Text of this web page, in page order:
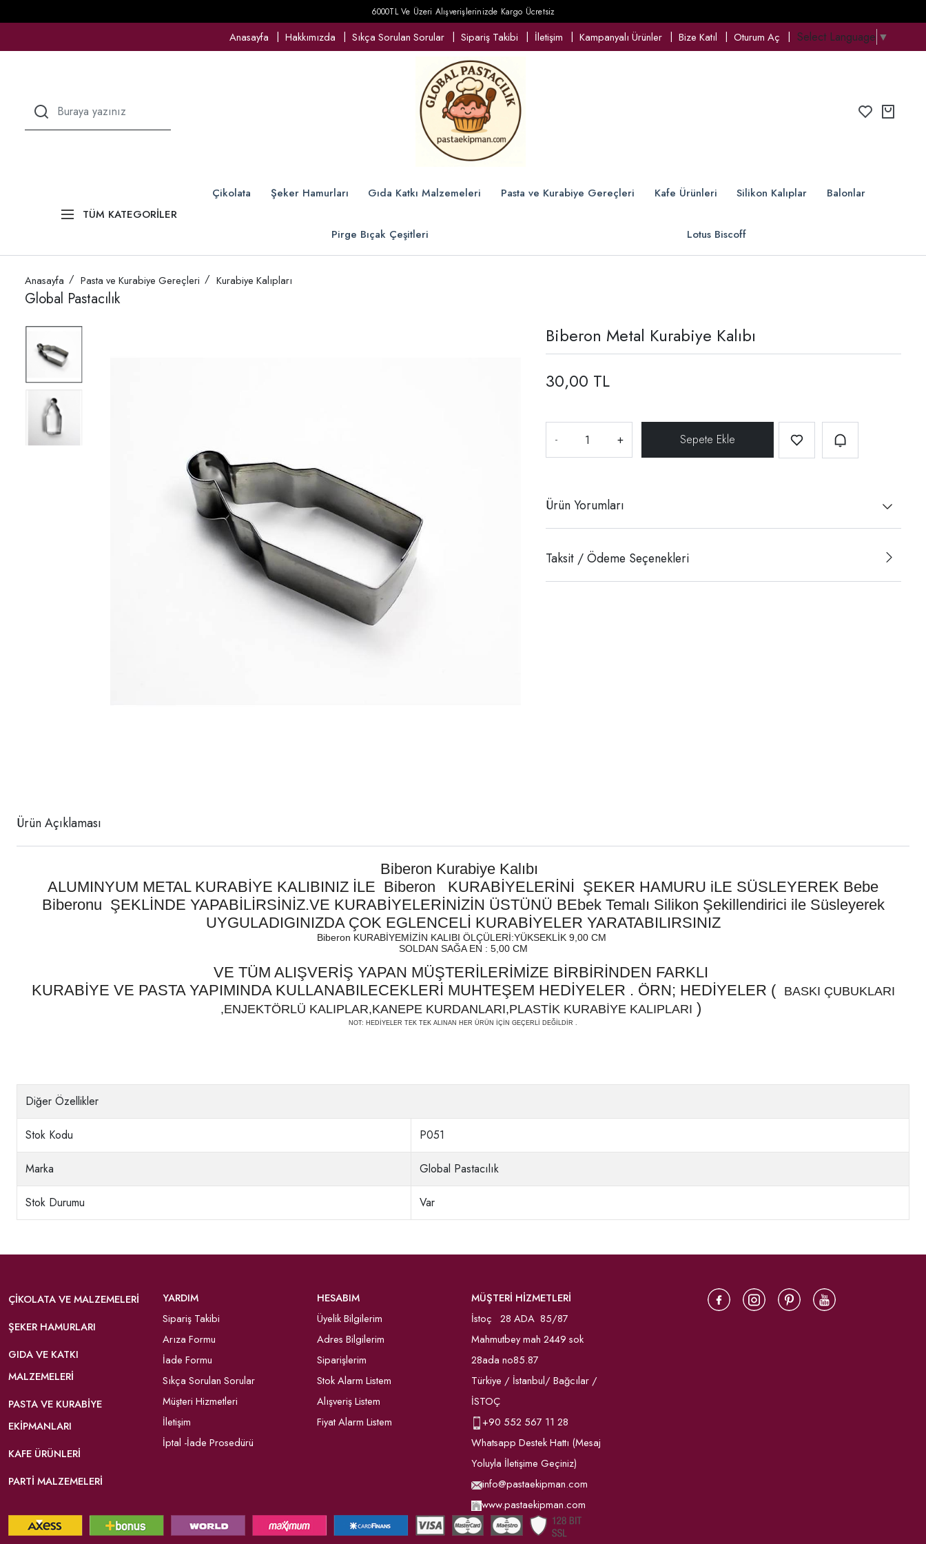
6000TL Ve Üzeri Alışverişlerinizde Kargo Ücretsiz
Anasayfa Hakkımızda Sıkça Sorulan Sorular Sipariş Takibi İletişim Kampanyalı Ürünler Bize Katıl Oturum Aç Select Language ▼
TÜM KATEGORİLER
Çikolata Şeker Hamurları Gıda Katkı Malzemeleri Pasta ve Kurabiye Gereçleri Kafe Ürünleri Silikon Kalıplar Balonlar
Pirge Bıçak Çeşitleri Lotus Biscoff
Anasayfa Pasta ve Kurabiye Gereçleri Kurabiye Kalıpları
Global Pastacılık
Biberon Metal Kurabiye Kalıbı
30,00 TL
- +
Ürün Yorumları
Taksit / Ödeme Seçenekleri
Ürün Açıklaması
Biberon Kurabiye Kalıbı
ALUMINYUM METAL KURABİYE KALIBINIZ İLE Biberon KURABİYELERİNİ ŞEKER HAMURU iLE SÜSLEYEREK Bebe
Biberonu ŞEKLİNDE YAPABİLİRSİNİZ.VE KURABİYELERİNİZİN ÜSTÜNÜ BEbek Temalı Silikon Şekillendirici ile Süsleyerek
UYGULADIGINIZDA ÇOK EGLENCELİ KURABİYELER YARATABILIRSINIZ
Biberon KURABİYEMİZİN KALIBI ÖLÇÜLERİ:YÜKSEKLİK 9,00 CM
SOLDAN SAĞA EN : 5,00 CM
VE TÜM ALIŞVERİŞ YAPAN MÜŞTERİLERİMİZE BİRBİRİNDEN FARKLI
KURABİYE VE PASTA YAPIMINDA KULLANABILECEKLERİ MUHTEŞEM HEDİYELER . ÖRN; HEDİYELER (
BASKI ÇUBUKLARI
,ENJEKTÖRLÜ KALIPLAR,KANEPE KURDANLARI,PLASTİK KURABİYE KALIPLARI )
NOT: HEDİYELER TEK TEK ALINAN HER ÜRÜN İÇİN GEÇERLİ DEĞİLDİR .
Diğer Özellikler
Stok Kodu P051
Marka Global Pastacılık
Stok Durumu Var
ÇIKOLATA VE MALZEMELERI
ŞEKER HAMURLARI
GIDA VE KATKI
MALZEMELERI
PASTA VE KURABIYE
EKIPMANLARI
KAFE ÜRÜNLERI
PARTI MALZEMELERI
YARDIM
Sipariş Takibi
Arıza Formu
İade Formu
Sıkça Sorulan Sorular
Müşteri Hizmetleri
İletişim
İptal -İade Prosedürü
HESABIM
Üyelik Bilgilerim
Adres Bilgilerim
Siparişlerim
Stok Alarm Listem
Alışveriş Listem
Fiyat Alarm Listem
MÜŞTERİ HİZMETLERİ
İstoç 28 ADA 85/87
Mahmutbey mah 2449 sok
28ada no85.87
Türkiye / İstanbul/ Bağcılar /
İSTOÇ
+90 552 567 11 28
Whatsapp Destek Hattı (Mesaj
Yoluyla İletişime Geçiniz)
info@pastaekipman.com
www.pastaekipman.com